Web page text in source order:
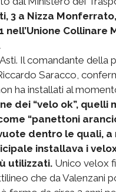
3 a Nizza
nell’Unione Collinare
Il comandante della
Saracco,
ha installati al
dei “velo ok”, quelli
“panettoni
dentro le quali, a
installava i
utilizzati. Unico velox
che da Valenzani